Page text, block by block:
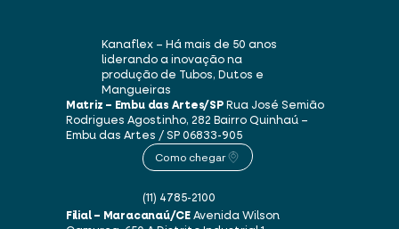
Kanaflex – Há mais de 50 anos
liderando a inovação na
produção de Tubos, Dutos e
Mangueiras
Matriz – Embu das Artes/SPRua José Semião
Rodrigues Agostinho, 282 Bairro Quinhaú –
Embu das Artes / SP06833-905
Como chegar
(11) 4785-2100
Filial – Maracanaú/CEAvenida Wilson